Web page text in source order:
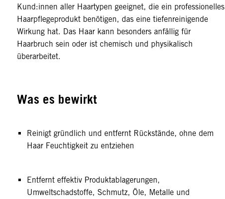
Kund:innen aller Haartypen geeignet, die ein professionelles
Haarpflegeprodukt benötigen, das eine tiefenreinigende
Wirkung hat. Das Haar kann besonders anfällig für
Haarbruch sein oder ist chemisch und physikalisch
überarbeitet.
Was es bewirkt
Reinigt gründlich und entfernt Rückstände, ohne dem
Haar Feuchtigkeit zu entziehen
Entfernt effektiv Produktablagerungen,
Umweltschadstoffe, Schmutz, Öle, Metalle und